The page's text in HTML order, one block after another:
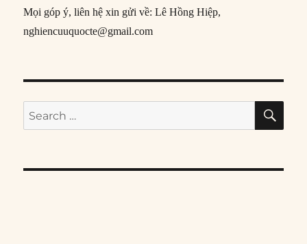
Mọi góp ý, liên hệ xin gửi về: Lê Hồng Hiệp,
nghiencuuquocte@gmail.com
Search
for: